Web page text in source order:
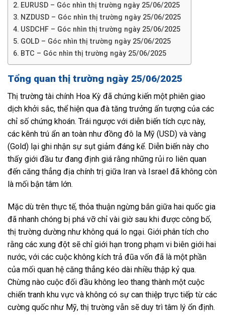
EURUSD – Góc nhìn thị trường ngày 25/06/2025
NZDUSD – Góc nhìn thị trường ngày 25/06/2025
USDCHF – Góc nhìn thị trường ngày 25/06/2025
GOLD – Góc nhìn thị trường ngày 25/06/2025
BTC – Góc nhìn thị trường ngày 25/06/2025
Tổng quan thị trường ngày 25/06/2025
Thị trường tài chính Hoa Kỳ đã chứng kiến một phiên giao
dịch khởi sắc, thể hiện qua đà tăng trưởng ấn tượng của các
chỉ số chứng khoán. Trái ngược với diễn biến tích cực này,
các kênh trú ẩn an toàn như đồng đô la Mỹ (USD) và vàng
(Gold) lại ghi nhận sự sụt giảm đáng kể. Diễn biến này cho
thấy giới đầu tư đang định giá rằng những rủi ro liên quan
đến căng thẳng địa chính trị giữa Iran và Israel đã không còn
là mối bận tâm lớn.
Mặc dù trên thực tế, thỏa thuận ngừng bắn giữa hai quốc gia
đã nhanh chóng bị phá vỡ chỉ vài giờ sau khi được công bố,
thị trường dường như không quá lo ngại. Giới phân tích cho
rằng các xung đột sẽ chỉ giới hạn trong phạm vi biên giới hai
nước, với các cuộc không kích trả đũa vốn đã là một phần
của mối quan hệ căng thẳng kéo dài nhiều thập kỷ qua.
Chừng nào cuộc đối đầu không leo thang thành một cuộc
chiến tranh khu vực và không có sự can thiệp trực tiếp từ các
cường quốc như Mỹ, thị trường vẫn sẽ duy trì tâm lý ổn định.